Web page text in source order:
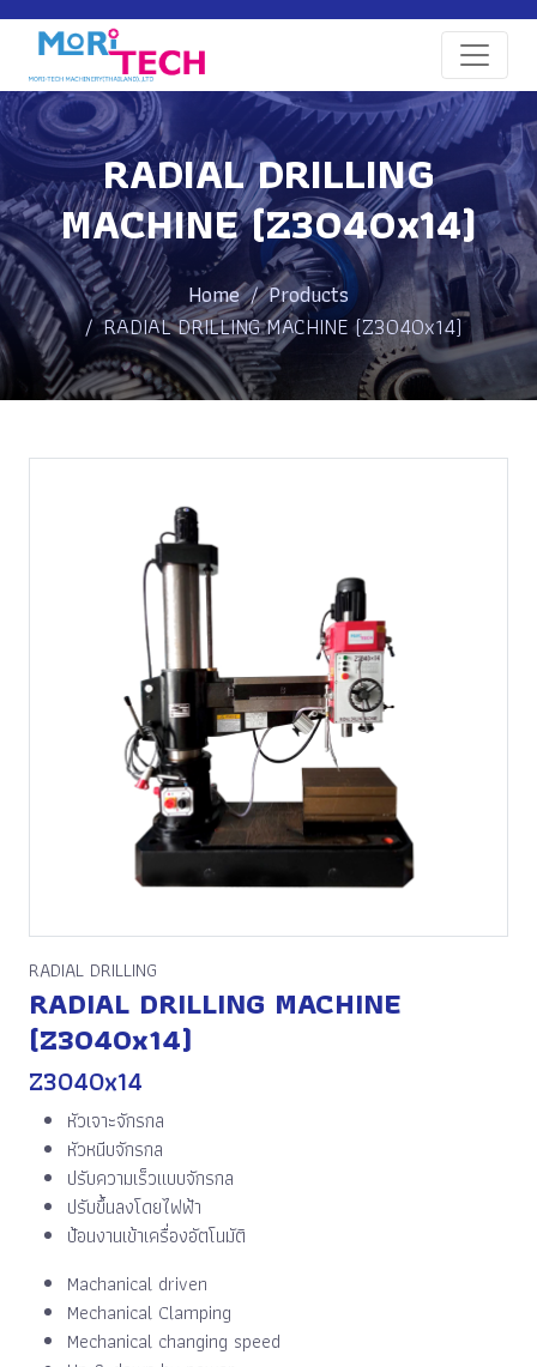
RADIAL DRILLING
MACHINE (Z3040x14)
Home
Products
RADIAL DRILLING MACHINE (Z3040x14)
RADIAL DRILLING
RADIAL DRILLING MACHINE
(Z3040x14)
Z3040x14
หัวเจาะจักรกล
หัวหนีบจักรกล
ปรับความเร็วแบบจักรกล
ปรับขึ้นลงโดยไฟฟ้า
ป้อนงานเข้าเครื่องอัตโนมัติ
Machanical driven
Mechanical Clamping
Mechanical changing speed